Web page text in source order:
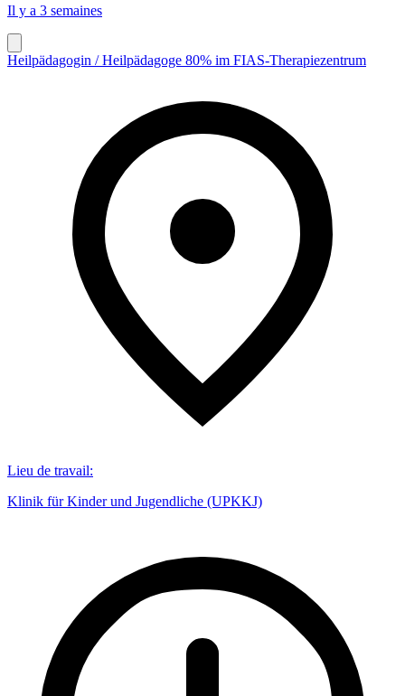
Il y a 3 semaines
Heilpädagogin / Heilpädagoge 80% im FIAS-Therapiezentrum
Lieu de travail:
Klinik für Kinder und Jugendliche (UPKKJ)